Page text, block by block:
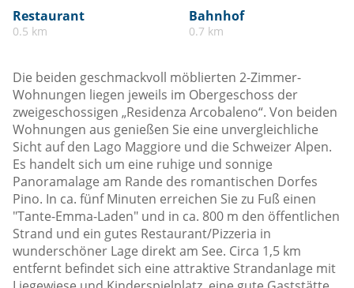
Restaurant
0.5 km
Bahnhof
0.7 km
Die beiden geschmackvoll möblierten 2-Zimmer-
Wohnungen liegen jeweils im Obergeschoss der
zweigeschossigen „Residenza Arcobaleno“. Von beiden
Wohnungen aus genießen Sie eine unvergleichliche
Sicht auf den Lago Maggiore und die Schweizer Alpen.
Es handelt sich um eine ruhige und sonnige
Panoramalage am Rande des romantischen Dorfes
Pino. In ca. fünf Minuten erreichen Sie zu Fuß einen
"Tante-Emma-Laden" und in ca. 800 m den öffentlichen
Strand und ein gutes Restaurant/Pizzeria in
wunderschöner Lage direkt am See. Circa 1,5 km
entfernt befindet sich eine attraktive Strandanlage mit